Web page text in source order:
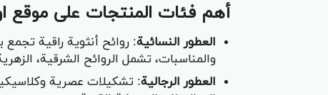
أهم فئات المنتجات على موقع
العطور النسائية: روائح أنثوية راقية تجمع
والمناسبات، تشمل الروائح الشرقية،
العطور الرجالية: تشكيلات عصرية